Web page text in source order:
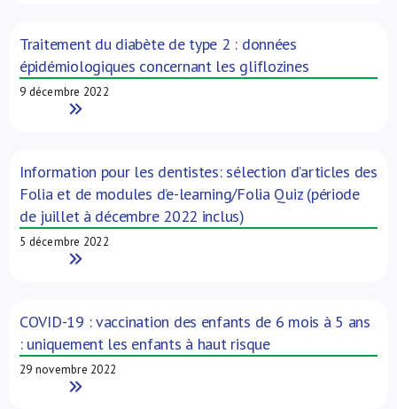
Traitement du diabète de type 2 : données
épidémiologiques concernant les gliflozines
9 décembre 2022
Read More
Information pour les dentistes: sélection d’articles des
Folia et de modules d’e-learning/Folia Quiz (période
de juillet à décembre 2022 inclus)
5 décembre 2022
Read More
COVID-19 : vaccination des enfants de 6 mois à 5 ans
: uniquement les enfants à haut risque
29 novembre 2022
Read More